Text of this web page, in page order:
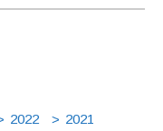
2022
2021